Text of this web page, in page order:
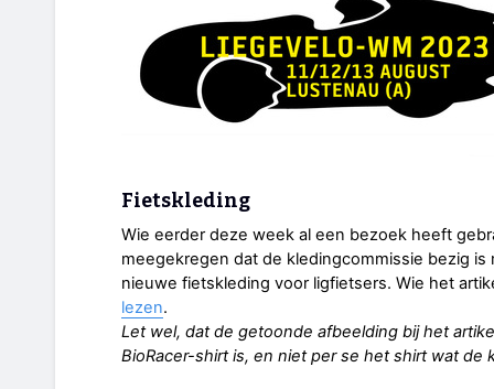
Fietskleding
Wie eerder deze week al een bezoek heeft
meegekregen dat de kledingcommissie bezig
nieuwe fietskleding voor ligfietsers. Wie het
lezen.
Let wel, dat de getoonde afbeelding bij het
BioRacer-shirt is, en niet per se het shirt wat